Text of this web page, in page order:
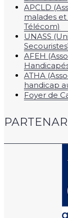
APCLD
malades
Télécom)
UNASS
AFEH
ATHA
handicap
Foyer de